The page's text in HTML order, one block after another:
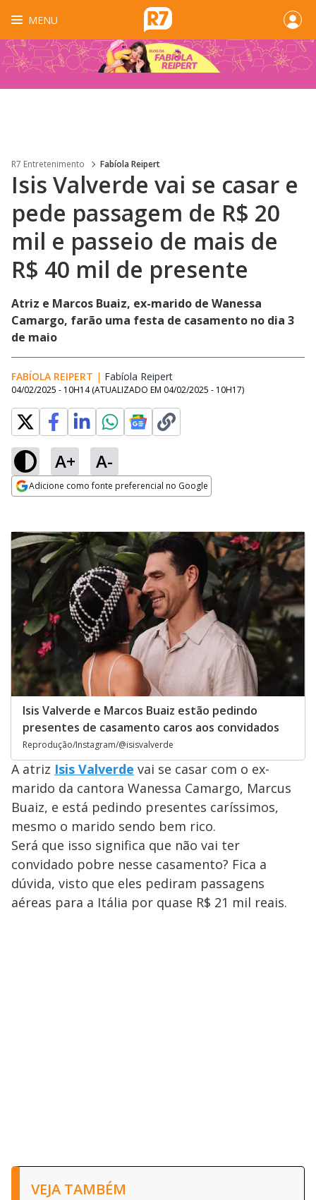
MENU
R7 Entretenimento Fabíola Reipert
Isis Valverde vai se casar e
pede passagem de R$ 20
mil e passeio de mais de
R$ 40 mil de presente
Atriz e Marcos Buaiz, ex-marido de Wanessa
Camargo, farão uma festa de casamento no dia 3
de maio
FABÍOLA REIPERT | Fabíola Reipert
04/02/2025 - 10H14 (ATUALIZADO EM 04/02/2025 - 10H17)
A+ A-
Adicione como fonte preferencial no Google
Isis Valverde e Marcos Buaiz estão pedindo
presentes de casamento caros aos convidados
Reprodução/Instagram/@isisvalverde
A atriz Isis Valverde vai se casar com o ex-
marido da cantora Wanessa Camargo, Marcus
Buaiz, e está pedindo presentes caríssimos,
mesmo o marido sendo bem rico.
Será que isso significa que não vai ter
convidado pobre nesse casamento? Fica a
dúvida, visto que eles pediram passagens
aéreas para a Itália por quase R$ 21 mil reais.
VEJA TAMBÉM